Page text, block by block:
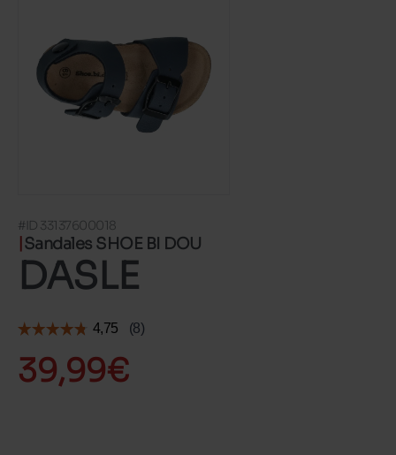
#ID 33137600018
Sandales SHOE BI DOU
DASLE
39,99€